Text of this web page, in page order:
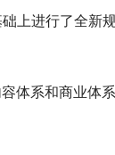
上进行了全新
体系和商业体